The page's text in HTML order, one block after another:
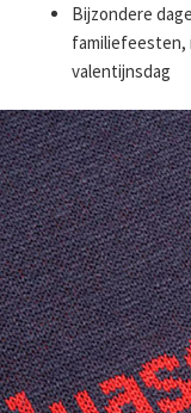
Bijzondere
familiefeesten,
valentijnsdag